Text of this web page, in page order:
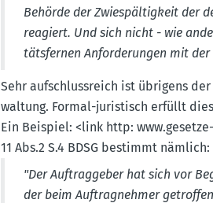
Behörde der Zwiespäl­tigkeit der
reagiert. Und sich nicht - wie
täts­fernen Anfor­de­rungen mit
Sehr aufschluss­reich ist übrigens
waltung. Formal-juris­tisch erfüllt
Ein Beispiel: <link http:
11 Abs.2 S.4 BDSG bestimmt nämlich:
"Der Auftrag­geber hat sich vor
der beim Auftrag­nehmer